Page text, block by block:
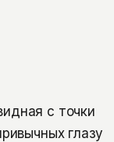
с точки
глазу